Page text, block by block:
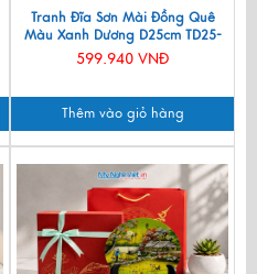
Tranh Đĩa Sơn Mài Đồng Quê
Màu Xanh Dương D25cm TD25-
2.2
599.940 VNĐ
Thêm vào giỏ hàng